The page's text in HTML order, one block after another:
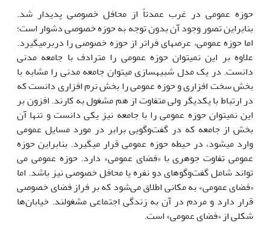
حوزه عمومی در غرب عمدتاً از محافل خصوصی پدیدار شد.
بنابراین تصور وجود آن بدون توجه به حوزه خصوصی دشوار است؛
اما حوزه عمومی، عرصه­ای فراتر از حوزه خصوصی را دربرمی­گیرد.
علاوه بر این نمی­توان حوزه عمومی را مترادف با جامعه مدنی
دانست. در یک مدل شبیه­سازی می­توان جامعه مدنی را مشابه با
بخش سخت افزاری و حوزه عمومی را بخش نرم افزاری دانست که
در ارتباط با یکدیگر ولی متفاوت از هم مشغول به کارند. افزون بر
این نمی­توان حوزه عمومی را با جامعه نیز یکی دانست و تنها آن
بخش از جامعه که در گفت‌وگویی برابر در مورد مسایل عمومی
وارد می­شود، در حیطه حوزه عمومی قرار می­گیرد. بنابراین حوزه
عمومی تفاوت جوهری با «فضای عمومی» دارد. حوزه عمومی می
تواند شامل گفت‌وگو‌های دو نفره یا محافل خصوصی نیز باشد. اما
«فضای عمومی» به مکانی اطلاق می‌شود که بر فراز فضای خصوصی
قرار دارد و مردم در آن به زندگی اجتماعی مشغولند. خیابان‌ها
شکلی از «فضای عمومی» است.